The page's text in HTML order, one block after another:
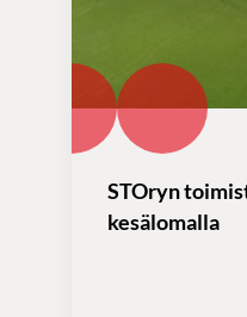
STOryn
kesälomalla